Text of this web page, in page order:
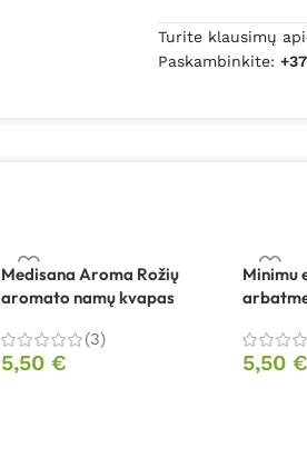
Turite klausimų
Paskambinkite:
Medisana Aroma Rožių
aromato namų kvapas
(3)
5,50 €
Minimu
5,50 €